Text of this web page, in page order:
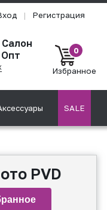
| Регистрация
0
Избранное
SALE
PVD